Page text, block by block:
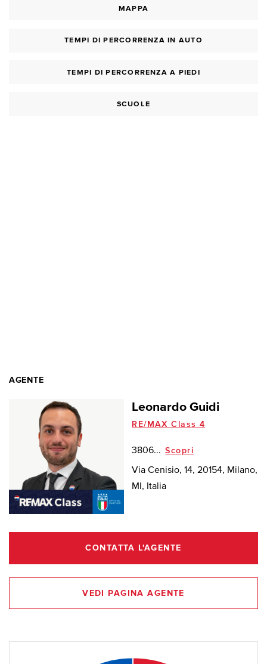
MAPPA
TEMPI DI PERCORRENZA IN AUTO
TEMPI DI PERCORRENZA A PIEDI
SCUOLE
AGENTE
Leonardo Guidi
RE/MAX Class 4
3806... Scopri
Via Cenisio, 14, 20154, Milano,
MI, Italia
CONTATTA L'AGENTE
VEDI PAGINA AGENTE